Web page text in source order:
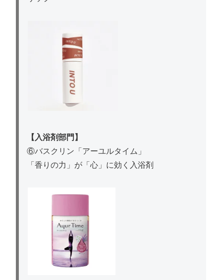
【入浴剤部門】
⑥バスクリン「アーユルタイム」
「香りの力」が「心」に効く入浴剤